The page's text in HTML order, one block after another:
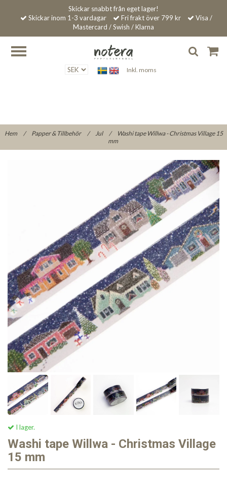
Skickar snabbt från eget lager!
Skickar inom 1-3 vardagar
Fri frakt över 799 kr
Visa /
Mastercard / Swish / Klarna
Inkl. moms
Hem / Papper & Tillbehör / Jul /
Washi tape Willwa - Christmas Village 15
mm
I lager.
Washi tape Willwa - Christmas Village
15 mm